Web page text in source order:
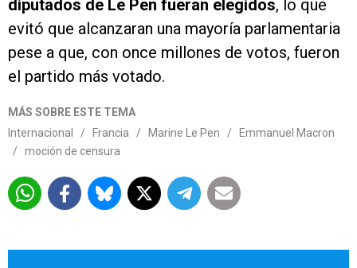
diputados de Le Pen fueran elegidos, lo que
evitó que alcanzaran una mayoría parlamentaria
pese a que, con once millones de votos, fueron
el partido más votado.
MÁS SOBRE ESTE TEMA
Internacional
/ Francia / Marine Le Pen /
Emmanuel Macron
/
moción de censura